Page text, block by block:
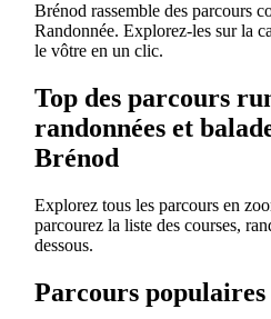
Brénod rassemble des parcours
Randonnée. Explorez-les sur la
le vôtre en un clic.
Top des parcours
randonnées et
Brénod
Explorez tous les parcours en
parcourez la liste des courses,
dessous.
Parcours